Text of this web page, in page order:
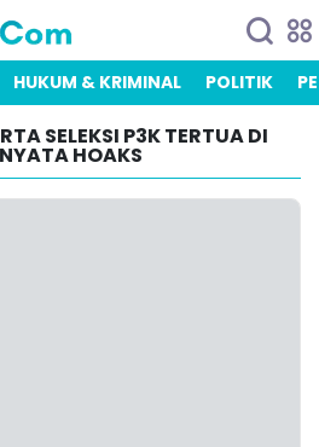
HUKUM & KRIMINAL POLITIK
SELEKSI P3K TERTUA DI
HOAKS